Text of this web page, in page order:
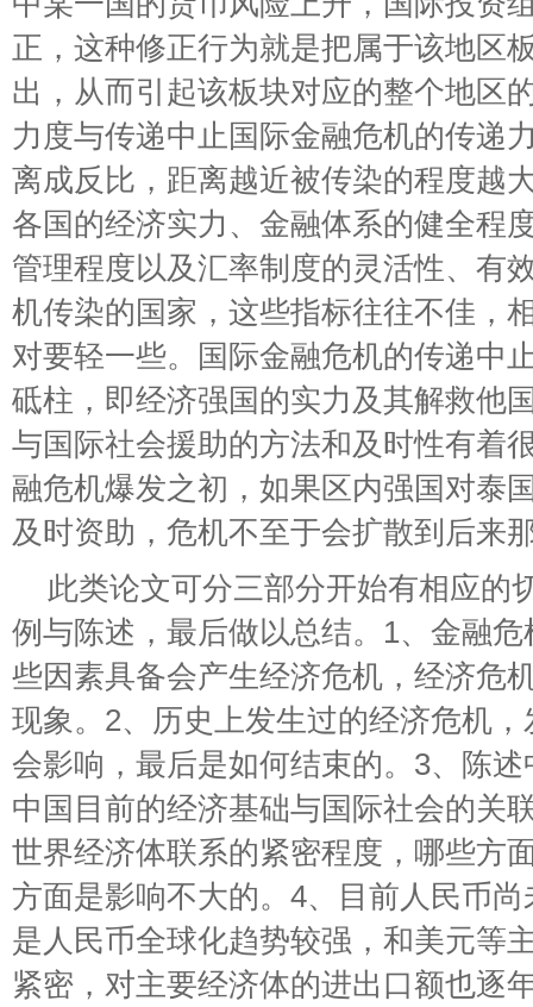
正，这种修正行为就是把属于该地区
出，从而引起该板块对应的整个地区
力度与传递中止国际金融危机的传递
离成反比，距离越近被传染的程度越
各国的经济实力、金融体系的健全程
管理程度以及汇率制度的灵活性、有
机传染的国家，这些指标往往不佳，
对要轻一些。国际金融危机的传递中
砥柱，即经济强国的实力及其解救他
与国际社会援助的方法和及时性有着
融危机爆发之初，如果区内强国对泰
及时资助，危机不至于会扩散到后来
此类论文可分三部分开始有相应的
例与陈述，最后做以总结。1、金融
些因素具备会产生经济危机，经济危
现象。2、历史上发生过的经济危机
会影响，最后是如何结束的。3、陈
中国目前的经济基础与国际社会的关
世界经济体联系的紧密程度，哪些方
方面是影响不大的。4、目前人民币
是人民币全球化趋势较强，和美元等
紧密，对主要经济体的进出口额也逐